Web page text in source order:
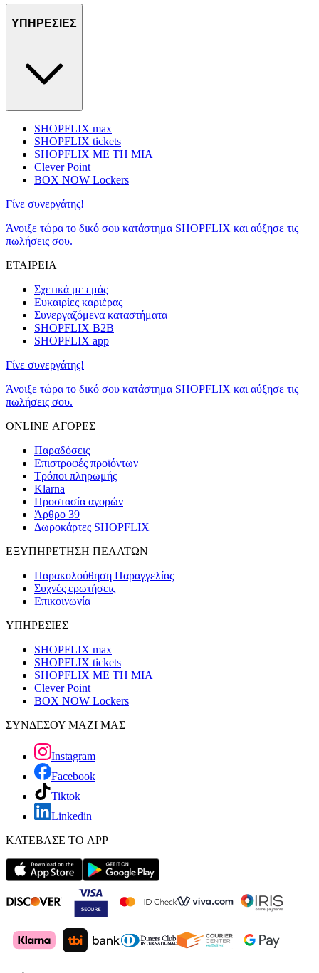
ΥΠΗΡΕΣΙΕΣ
SHOPFLIX max
SHOPFLIX tickets
SHOPFLIX ΜΕ ΤΗ ΜΙΑ
Clever Point
BOX NOW Lockers
Γίνε συνεργάτης!
Άνοιξε τώρα το δικό σου κατάστημα SHOPFLIX και αύξησε τις
πωλήσεις σου.
ΕΤΑΙΡΕΙΑ
Σχετικά με εμάς
Ευκαιρίες καριέρας
Συνεργαζόμενα καταστήματα
SHOPFLIX B2B
SHOPFLIX app
Γίνε συνεργάτης!
Άνοιξε τώρα το δικό σου κατάστημα SHOPFLIX και αύξησε τις
πωλήσεις σου.
ONLINE ΑΓΟΡΕΣ
Παραδόσεις
Επιστροφές προϊόντων
Τρόποι πληρωμής
Klarna
Προστασία αγορών
Άρθρο 39
Δωροκάρτες SHOPFLIX
ΕΞΥΠΗΡΕΤΗΣΗ ΠΕΛΑΤΩΝ
Παρακολούθηση Παραγγελίας
Συχνές ερωτήσεις
Επικοινωνία
ΥΠΗΡΕΣΙΕΣ
SHOPFLIX max
SHOPFLIX tickets
SHOPFLIX ΜΕ ΤΗ ΜΙΑ
Clever Point
BOX NOW Lockers
ΣΥΝΔΕΣΟΥ ΜΑΖΙ ΜΑΣ
Instagram
Facebook
Tiktok
Linkedin
ΚΑΤΕΒΑΣΕ ΤΟ APP